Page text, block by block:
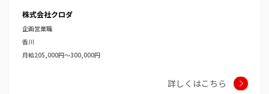
株式会社クロダ
企画営業職
香川
月給205,000円～300,000円
詳しくはこちら